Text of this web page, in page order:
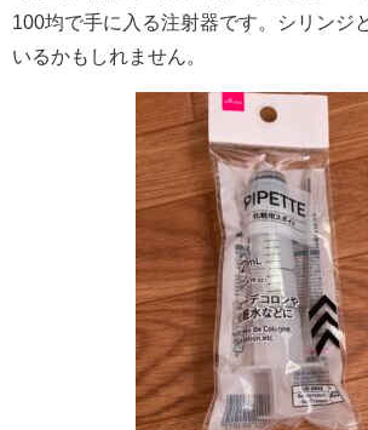
100均で手に入る注射器です。シリンジ
いるかもしれません。